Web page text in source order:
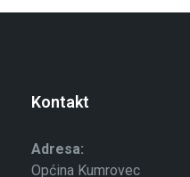
Kontakt
Adresa:
Općina Kumrovec